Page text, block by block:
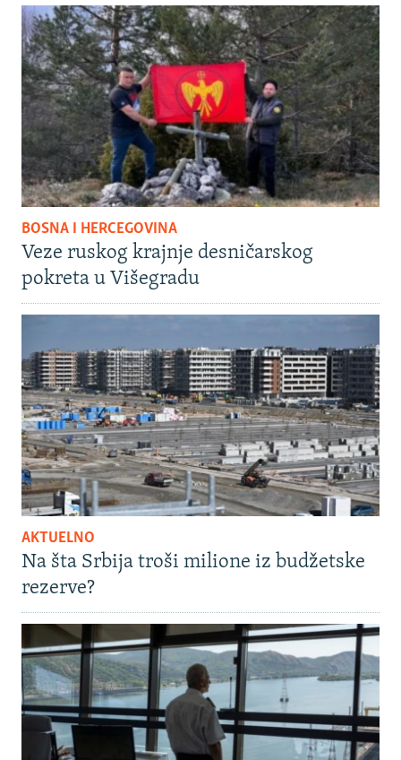
BOSNA I HERCEGOVINA
Veze ruskog krajnje desničarskog
pokreta u Višegradu
AKTUELNO
Na šta Srbija troši milione iz budžetske
rezerve?